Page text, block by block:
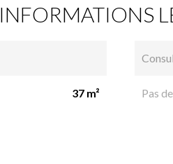
INFORMATIONS
37 m² Pas